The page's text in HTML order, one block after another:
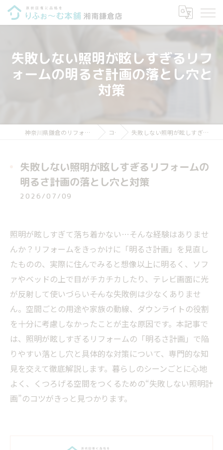
失敗しない照明が眩しすぎるリフ
ォームの明るさ計画の落とし穴と
対策
神奈川県鎌倉のリフォームならりふぉ～む本舗 湘南鎌倉店 コラム 失敗しない照明が眩しすぎるリフォームの明るさ計画の落とし穴と対策
失敗しない照明が眩しすぎるリフォームの
明るさ計画の落とし穴と対策
2026/07/09
照明が眩しすぎて落ち着かない…そんな経験はありませ
んか？リフォームをきっかけに「明るさ計画」を見直し
たものの、実際に住んでみると想像以上に明るく、ソフ
ァやベッドの上で目がチカチカしたり、テレビ画面に光
が反射して使いづらい――そんな失敗例は少なくありませ
ん。空間ごとの用途や家族の動線、ダウンライトの役割
を十分に考慮しなかったことが主な原因です。本記事で
は、照明が眩しすぎるリフォームの「明るさ計画」で陥
りやすい落とし穴と具体的な対策について、専門的な知
見を交えて徹底解説します。暮らしのシーンごとに心地
よく、くつろげる空間をつくるための“失敗しない照明計
画”のコツがきっと見つかります。